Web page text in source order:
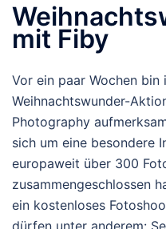
mit Fiby
Vor ein paar Wochen bin
Weihnachtswunder-
Photography
sich um eine besondere
europaweit über 300
zusammengeschlossen
ein kostenloses
dürfen unter anderem: